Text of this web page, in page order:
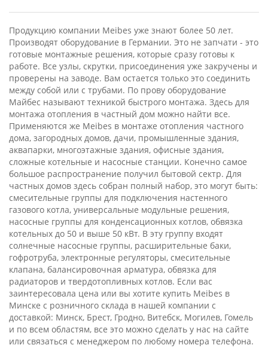
Продукцию компании Meibes уже знают более 50 лет.
Производят оборудование в Германии. Это не запчати - это
готовые монтажные решения, которые сразу готовы к
работе. Все узлы, скрутки, присоединения уже закручены и
проверены на заводе. Вам остается только это соединить
между собой или с трубами. По прову оборудование
Майбес называют техникой быстрого монтажа. Здесь для
монтажа отопления в частный дом можно найти все.
Применяются же Meibes в монтаже отопления частного
дома, загородных домов, дачи, промышленные здания,
аквапарки, многоэтажные здания, офисные здания,
сложные котельные и насосные станции. Конечно самое
большое распространение получил бытовой сектр. Для
частных домов здесь собран полный набор, это могут быть:
смесительные группы для подключения настенного
газового котла, универсальные модульные решения,
насосные группы для конденсационных котлов, обвязка
котельных до 50 и выше 50 кВт. В эту группу входят
солнечные насосные группы, расширительные баки,
гофротруба, электронные регуляторы, смесительные
клапана, балансировочная арматура, обвязка для
радиаторов и твердотопливных котлов. Если вас
заинтересовала цена или вы хотите купить Meibes в
Минске с розничного склада в нашей компании с
доставкой: Минск, Брест, Гродно, Витебск, Могилев, Гомель
и по всем областям, все это можно сделать у нас на сайте
или связаться с менеджером по любому номера телефона.